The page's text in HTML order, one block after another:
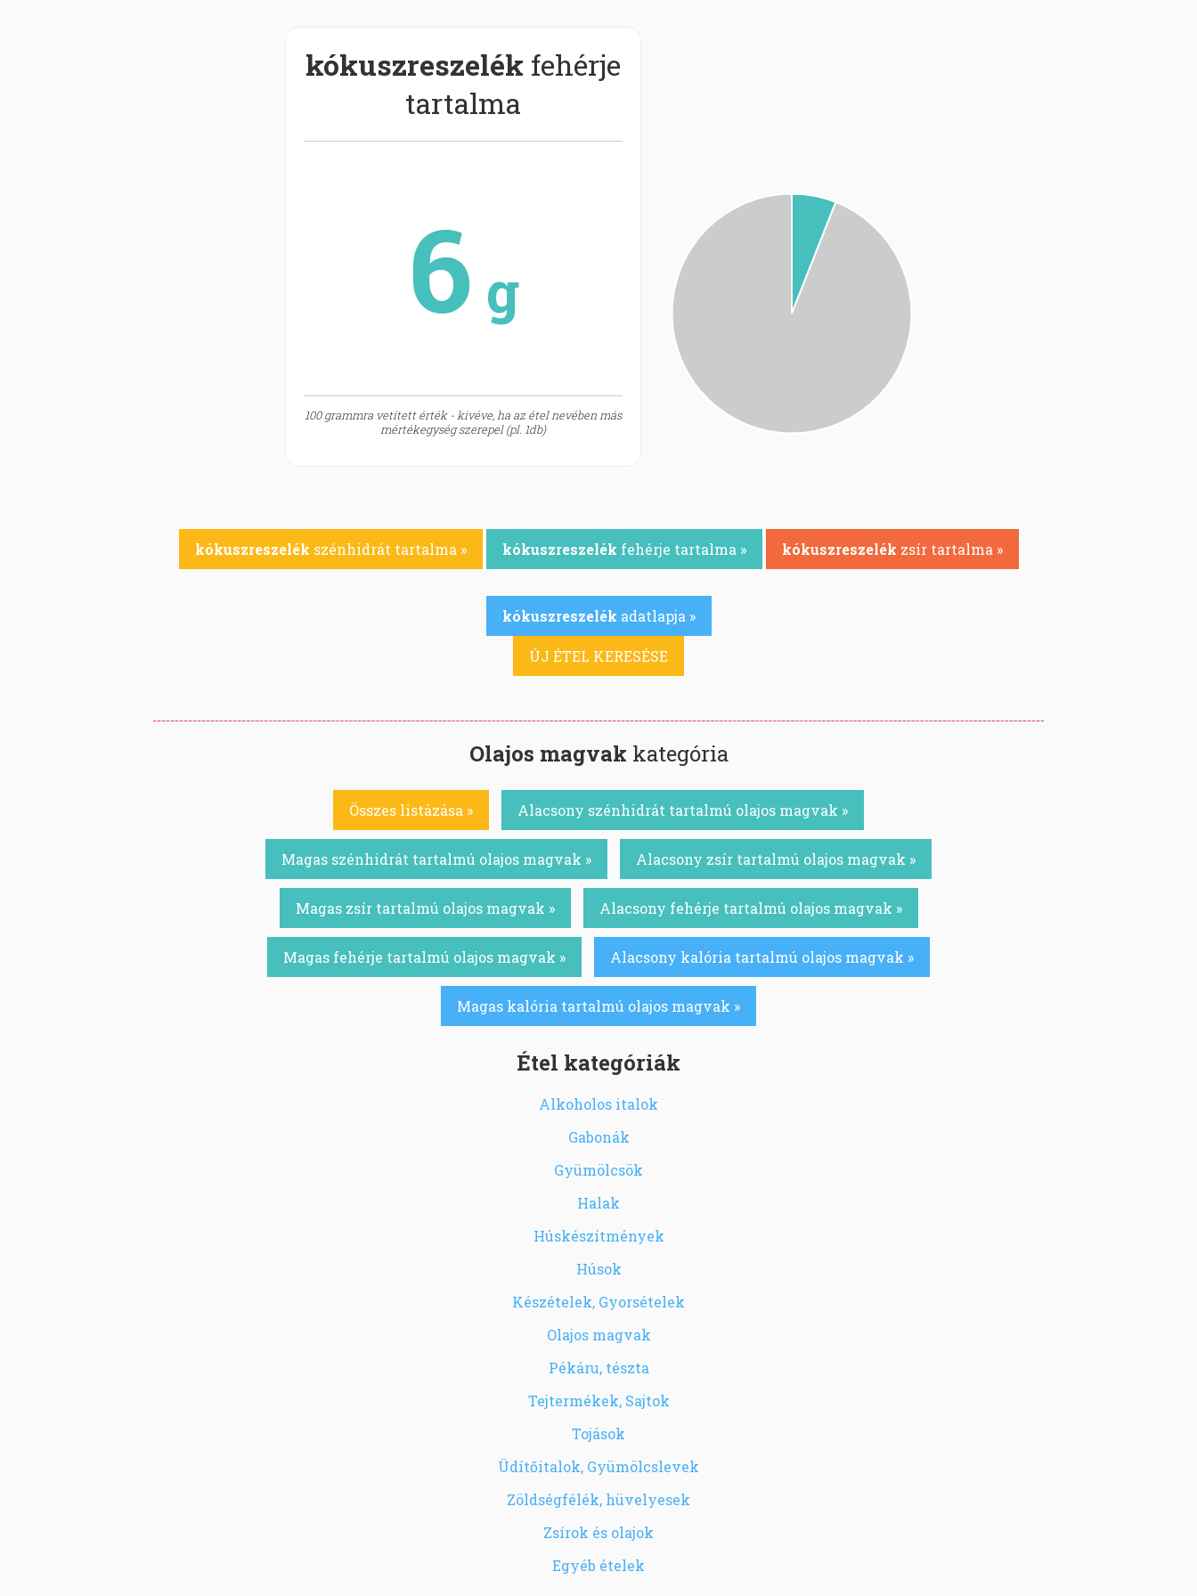
kókuszreszelék fehérje
tartalma
6 g
100 grammra vetített érték - kivéve, ha az étel nevében más
mértékegység szerepel (pl. 1db)
kókuszreszelék szénhidrát tartalma » kókuszreszelék fehérje tartalma » kókuszreszelék zsír tartalma »
kókuszreszelék adatlapja »
ÚJ ÉTEL KERESÉSE
Olajos magvak kategória
Összes listázása » Alacsony szénhidrát tartalmú olajos magvak »
Magas szénhidrát tartalmú olajos magvak » Alacsony zsír tartalmú olajos magvak »
Magas zsír tartalmú olajos magvak » Alacsony fehérje tartalmú olajos magvak »
Magas fehérje tartalmú olajos magvak » Alacsony kalória tartalmú olajos magvak »
Magas kalória tartalmú olajos magvak »
Étel kategóriák
Alkoholos italok
Gabonák
Gyümölcsök
Halak
Húskészítmények
Húsok
Készételek, Gyorsételek
Olajos magvak
Pékáru, tészta
Tejtermékek, Sajtok
Tojások
Üdítőitalok, Gyümölcslevek
Zöldségfélék, hüvelyesek
Zsírok és olajok
Egyéb ételek